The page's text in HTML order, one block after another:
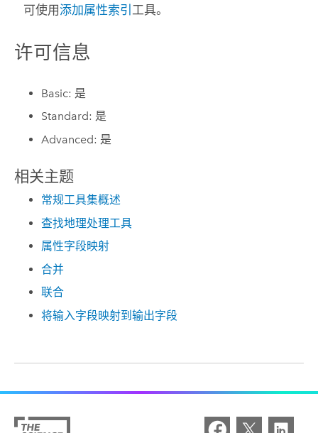
可使用 添加属性索引 工具。
许可信息
Basic: 是
Standard: 是
Advanced: 是
相关主题
常规工具集概述
查找地理处理工具
属性字段映射
合并
联合
将输入字段映射到输出字段